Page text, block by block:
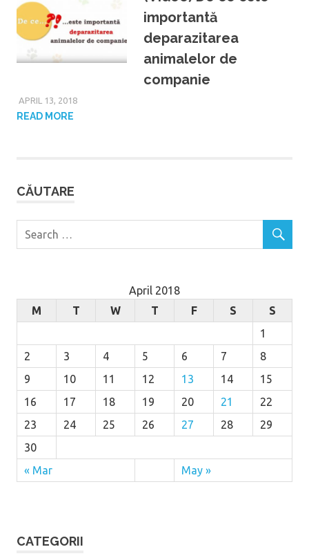
importantă
deparazitarea
animalelor de
companie
APRIL 13, 2018
READ MORE
CĂUTARE
April 2018
M
T W T F S S
« Mar May »
1
2
3 4 5 6 7
8
9
10 11 12 13 14
15
16
17 18 19 20 21
22
23
24 25 26 27 28
29
30
CATEGORII